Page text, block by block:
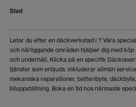
Stad
Letar du efter en däckverkstad i ? Våra
och närliggande områden hjälper dig med
och underhåll. Klicka på en specifik
tjänster som erbjuds. inkluderar allmän
mekaniska reparationer, batteribyte,
biluppställning. Boka en tid hos närmaste